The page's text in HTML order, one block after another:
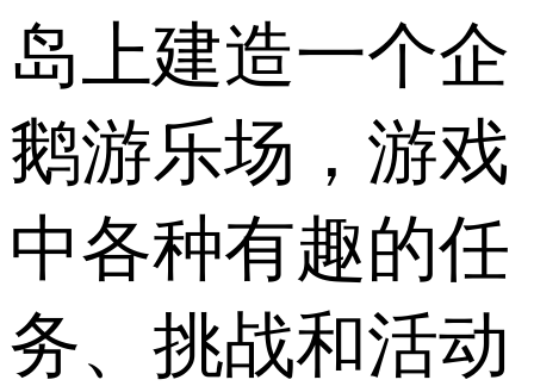
岛上建造一个企
鹅游乐场，游戏
中各种有趣的任
务、挑战和活动